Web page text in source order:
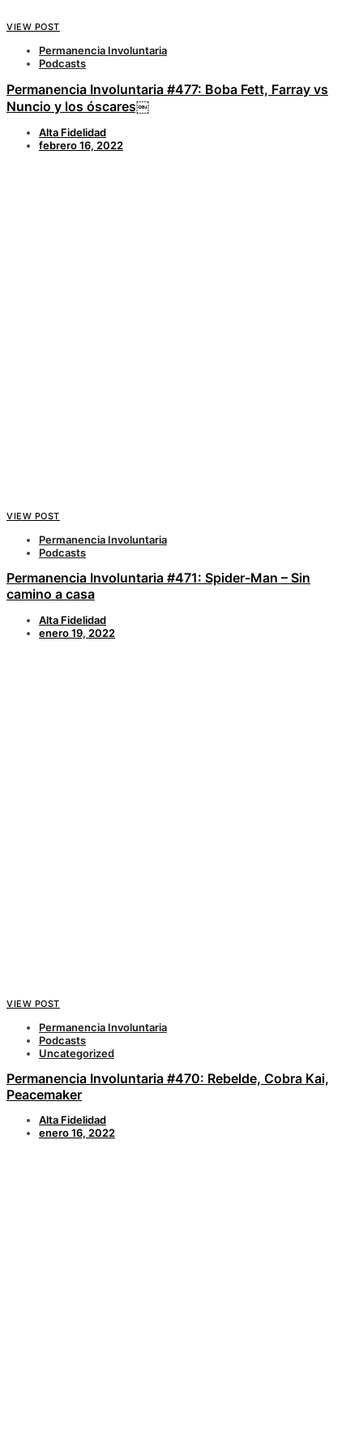
VIEW POST
Permanencia Involuntaria
Podcasts
Permanencia Involuntaria #477: Boba Fett, Farray vs
Nuncio y los óscares￼
Alta Fidelidad
febrero 16, 2022
VIEW POST
Permanencia Involuntaria
Podcasts
Permanencia Involuntaria #471: Spider-Man – Sin
camino a casa
Alta Fidelidad
enero 19, 2022
VIEW POST
Permanencia Involuntaria
Podcasts
Uncategorized
Permanencia Involuntaria #470: Rebelde, Cobra Kai,
Peacemaker
Alta Fidelidad
enero 16, 2022